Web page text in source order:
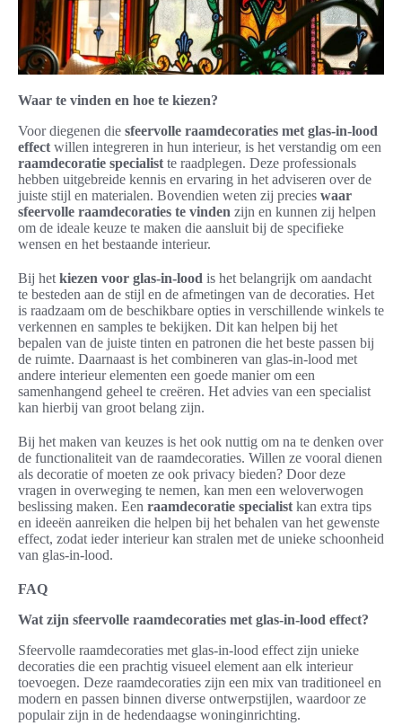
Waar te vinden en hoe te kiezen?
Voor diegenen die sfeervolle raamdecoraties met glas-in-lood
effect willen integreren in hun interieur, is het verstandig om een
raamdecoratie specialist te raadplegen. Deze professionals
hebben uitgebreide kennis en ervaring in het adviseren over de
juiste stijl en materialen. Bovendien weten zij precies waar
sfeervolle raamdecoraties te vinden zijn en kunnen zij helpen
om de ideale keuze te maken die aansluit bij de specifieke
wensen en het bestaande interieur.
Bij het kiezen voor glas-in-lood is het belangrijk om aandacht
te besteden aan de stijl en de afmetingen van de decoraties. Het
is raadzaam om de beschikbare opties in verschillende winkels te
verkennen en samples te bekijken. Dit kan helpen bij het
bepalen van de juiste tinten en patronen die het beste passen bij
de ruimte. Daarnaast is het combineren van glas-in-lood met
andere interieur elementen een goede manier om een
samenhangend geheel te creëren. Het advies van een specialist
kan hierbij van groot belang zijn.
Bij het maken van keuzes is het ook nuttig om na te denken over
de functionaliteit van de raamdecoraties. Willen ze vooral dienen
als decoratie of moeten ze ook privacy bieden? Door deze
vragen in overweging te nemen, kan men een weloverwogen
beslissing maken. Een raamdecoratie specialist kan extra tips
en ideeën aanreiken die helpen bij het behalen van het gewenste
effect, zodat ieder interieur kan stralen met de unieke schoonheid
van glas-in-lood.
FAQ
Wat zijn sfeervolle raamdecoraties met glas-in-lood effect?
Sfeervolle raamdecoraties met glas-in-lood effect zijn unieke
decoraties die een prachtig visueel element aan elk interieur
toevoegen. Deze raamdecoraties zijn een mix van traditioneel en
modern en passen binnen diverse ontwerpstijlen, waardoor ze
populair zijn in de hedendaagse woninginrichting.